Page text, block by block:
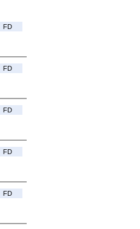
FD
FD
FD
FD
FD